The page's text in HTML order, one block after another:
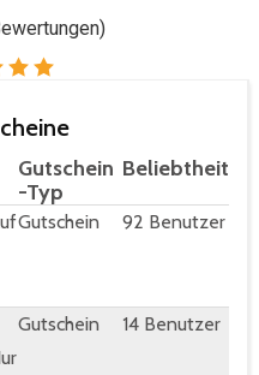
Gutschein
-Typ
Beliebtheit
Gutschein 92 Benutzer
Gutschein 14 Benutzer